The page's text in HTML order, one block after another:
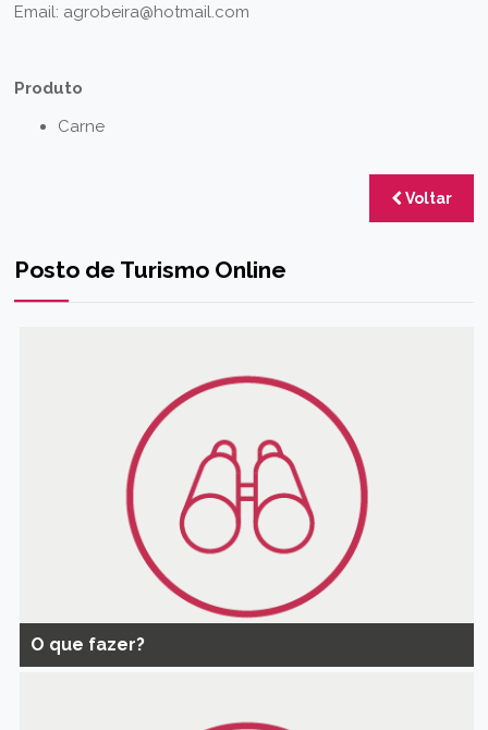
Email: agrobeira@hotmail.com
Produto
Carne
Voltar
Posto de Turismo Online
O que fazer?